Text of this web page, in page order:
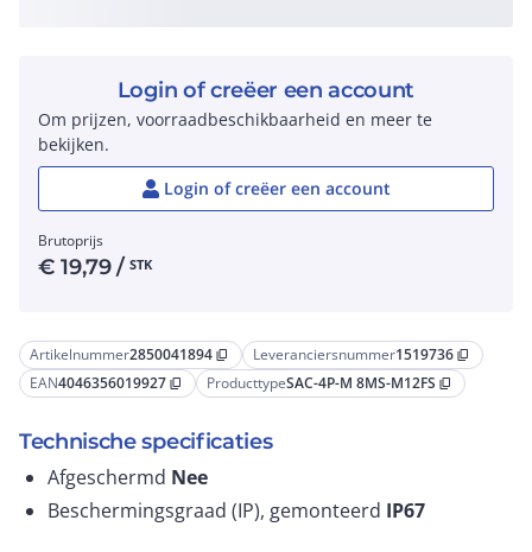
Artikelnummer2850041894 content_copy Leveranciersnummer1519736 content_copy
EAN4046356019927 content_copy ProducttypeSAC-4P-M 8MS-M12FS content_copy
Technische specificaties
Afgeschermd Nee
Beschermingsgraad (IP), gemonteerd IP67
Login of creëer een account
Om prijzen, voorraadbeschikbaarheid en meer te
bekijken.
Login of creëer een account
Brutoprijs
€19,79/ STK